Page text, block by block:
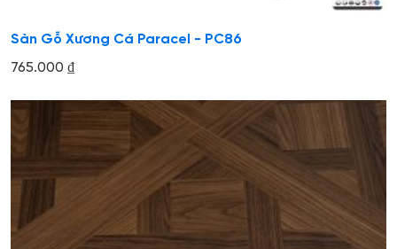
Sàn Gỗ Xương Cá Paracel - PC86
765.000 ₫